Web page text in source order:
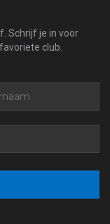
Schrijf je in voor
club.